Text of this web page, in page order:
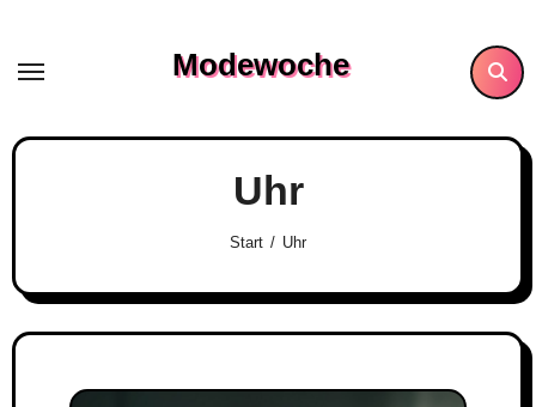
content
Modewoche
Uhr
Start Uhr